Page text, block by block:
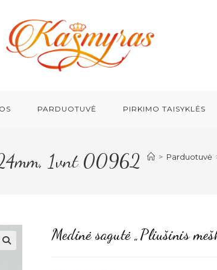
PARDUOTUVĖ PIRKIMO TAISYKLĖS
1vnt 00962 > Parduotuvė
Medinė sagutė „Pliušinis